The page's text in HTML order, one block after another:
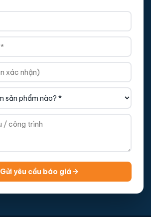
Gửi yêu cầu báo giá